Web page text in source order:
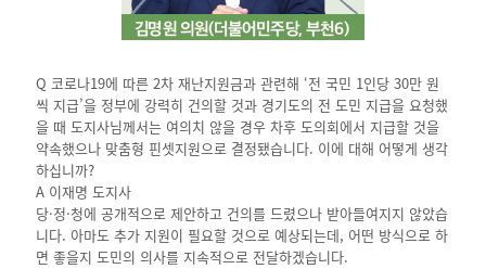
Q 코로나19에 따른 2차 재난지원금과 관련해 ‘전 국민 1인당 30만 원
씩 지급’을 정부에 강력히 건의할 것과 경기도의 전 도민 지급을 요청했
을 때 도지사님께서는 여의치 않을 경우 차후 도의회에서 지급할 것을
약속했으나 맞춤형 핀셋지원으로 결정됐습니다. 이에 대해 어떻게 생각
하십니까?
A 이재명 도지사
당·정·청에 공개적으로 제안하고 건의를 드렸으나 받아들여지지 않았습
니다. 아마도 추가 지원이 필요할 것으로 예상되는데, 어떤 방식으로 하
면 좋을지 도민의 의사를 지속적으로 전달하겠습니다.